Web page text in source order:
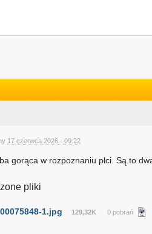
17 czerwca 2026 - 09:22
gorąca w rozpoznaniu płci. Są to
pliki
1.jpg 129,32K 0 pobrań